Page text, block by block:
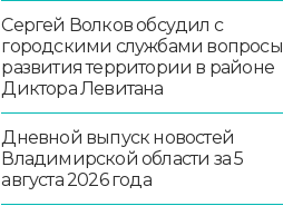
Сергей Волков обсудил с
городскими службами вопросы
развития территории в районе
Диктора Левитана
Дневной выпуск новостей
Владимирской области за 5
августа 2026 года